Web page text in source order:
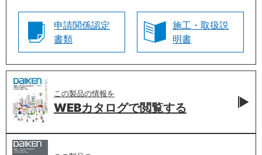
申請関係認定
書類
施工・取扱説
明書
この製品の情報を
WEBカタログで閲覧する